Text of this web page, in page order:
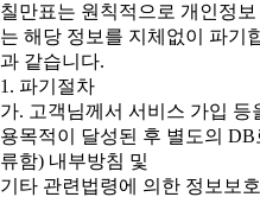
칠만표는 원칙적으로 개인정
는 해당 정보를 지체없이 파기
과 같습니다.
1. 파기절차
가. 고객님께서 서비스 가입 등
용목적이 달성된 후 별도의
류함) 내부방침 및
기타 관련법령에 의한 정보보